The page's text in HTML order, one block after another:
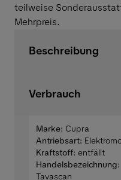
teilweise
Mehrpreis.
Beschreibung
Verbrauch
Marke: Cupra
Antriebsart:
Kraftstoff: entfällt
Handelsbezeichnung:
Tavascan